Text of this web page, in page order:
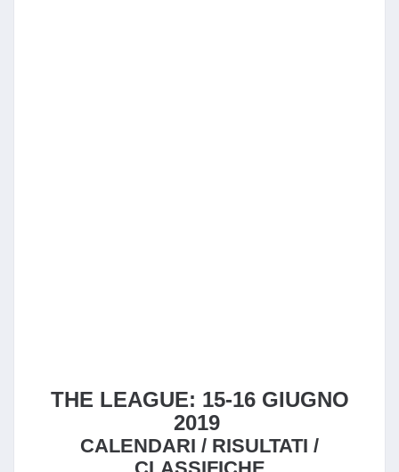
THE LEAGUE: 15-16 GIUGNO
2019
CALENDARI / RISULTATI /